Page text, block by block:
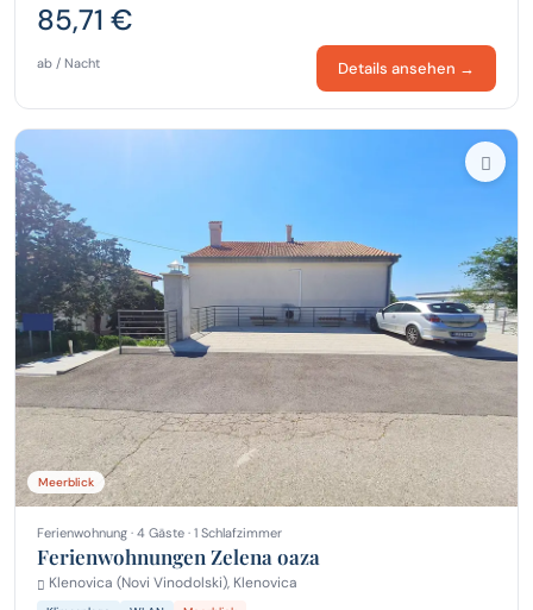
85,71 €
ab / Nacht Details ansehen →
Meerblick
Ferienwohnung · 4 Gäste · 1 Schlafzimmer
Ferienwohnungen Zelena oaza
Klenovica (Novi Vinodolski), Klenovica